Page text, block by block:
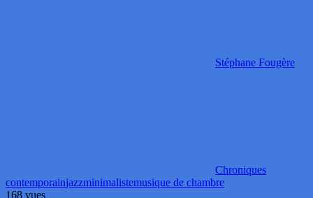
Stéphane Fougère
Chroniques
contemporainjazzminimalistemusique de chambre
168 vues